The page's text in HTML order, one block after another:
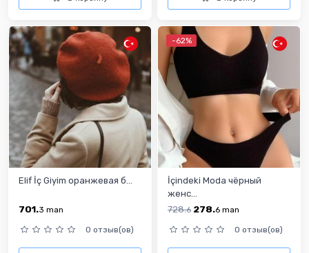
Elif İç Giyim оранжевая б...
701.3 man
0 отзыв(ов)
-62%
İçindeki Moda чёрный
женс...
728.6 278.6 man
0 отзыв(ов)